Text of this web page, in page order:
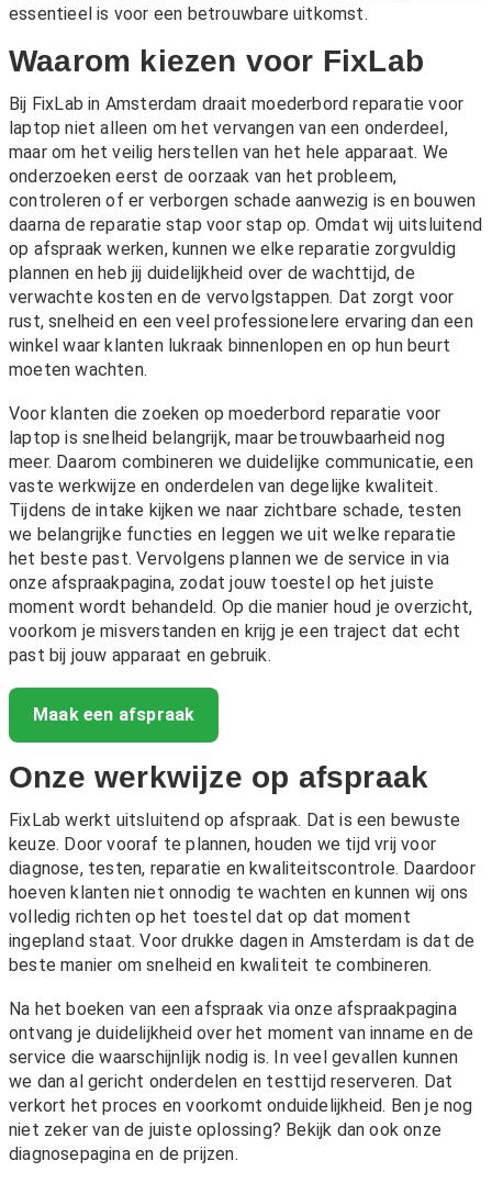
essentieel is voor een betrouwbare uitkomst.
Waarom kiezen voor FixLab
Bij FixLab in Amsterdam draait moederbord reparatie voor
laptop niet alleen om het vervangen van een onderdeel,
maar om het veilig herstellen van het hele apparaat. We
onderzoeken eerst de oorzaak van het probleem,
controleren of er verborgen schade aanwezig is en bouwen
daarna de reparatie stap voor stap op. Omdat wij uitsluitend
op afspraak werken, kunnen we elke reparatie zorgvuldig
plannen en heb jij duidelijkheid over de wachttijd, de
verwachte kosten en de vervolgstappen. Dat zorgt voor
rust, snelheid en een veel professionelere ervaring dan een
winkel waar klanten lukraak binnenlopen en op hun beurt
moeten wachten.
Voor klanten die zoeken op moederbord reparatie voor
laptop is snelheid belangrijk, maar betrouwbaarheid nog
meer. Daarom combineren we duidelijke communicatie, een
vaste werkwijze en onderdelen van degelijke kwaliteit.
Tijdens de intake kijken we naar zichtbare schade, testen
we belangrijke functies en leggen we uit welke reparatie
het beste past. Vervolgens plannen we de service in via
onze afspraakpagina, zodat jouw toestel op het juiste
moment wordt behandeld. Op die manier houd je overzicht,
voorkom je misverstanden en krijg je een traject dat echt
past bij jouw apparaat en gebruik.
Maak een afspraak
Onze werkwijze op afspraak
FixLab werkt uitsluitend op afspraak. Dat is een bewuste
keuze. Door vooraf te plannen, houden we tijd vrij voor
diagnose, testen, reparatie en kwaliteitscontrole. Daardoor
hoeven klanten niet onnodig te wachten en kunnen wij ons
volledig richten op het toestel dat op dat moment
ingepland staat. Voor drukke dagen in Amsterdam is dat de
beste manier om snelheid en kwaliteit te combineren.
Na het boeken van een afspraak via onze afspraakpagina
ontvang je duidelijkheid over het moment van inname en de
service die waarschijnlijk nodig is. In veel gevallen kunnen
we dan al gericht onderdelen en testtijd reserveren. Dat
verkort het proces en voorkomt onduidelijkheid. Ben je nog
niet zeker van de juiste oplossing? Bekijk dan ook onze
diagnosepaginaen deprijzen.